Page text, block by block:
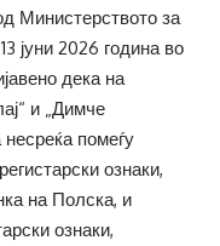
Министерството за
јуни 2026 година во
дека на
и „Димче
помеѓу
ознаки,
на Полска, и
ознаки,